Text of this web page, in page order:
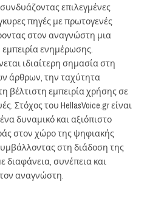
επιλεγμένες
πηγές με πρωτογενές
στον αναγνώστη μια
ενημέρωσης.
ιδιαίτερη σημασία στη
άρθρων, την ταχύτητα
βέλτιστη εμπειρία χρήσης σε
Στόχος του HellasVoice.gr είναι
δυναμικό και αξιόπιστο
στον χώρο της ψηφιακής
στη διάδοση της
διαφάνεια, συνέπεια και
αναγνώστη.